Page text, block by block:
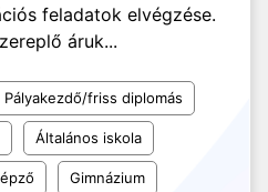
feladatok elvégzése.
áruk...
Pályakezdő/friss diplomás
Általános iskola
Gimnázium